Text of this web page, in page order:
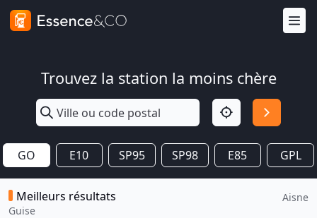
Trouvez la station la moins chère
GO E10 SP95 SP98 E85 GPL
Meilleurs résultats
Guise
Aisne